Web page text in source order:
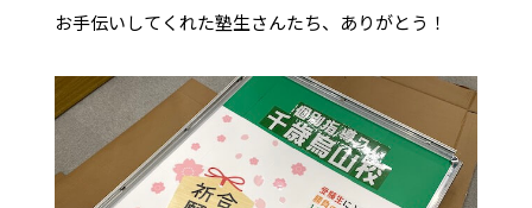
お手伝いしてくれた塾生さんたち、ありがとう！